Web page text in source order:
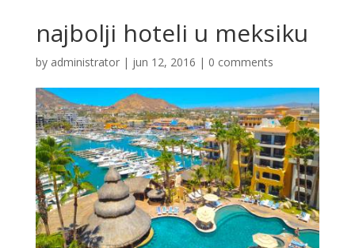
najbolji hoteli u meksiku
by administrator| jun 12, 2016 | 0 comments